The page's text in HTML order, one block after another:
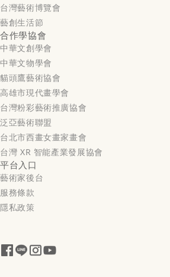
台灣藝術博覽會
藝創生活節
合作學協會
中華文創學會
中華文物學會
貓頭鷹藝術協會
高雄市現代畫學會
台灣粉彩藝術推廣協會
泛亞藝術聯盟
台北市西畫女畫家畫會
台灣 XR 智能產業發展協會
平台入口
藝術家後台
服務條款
隱私政策